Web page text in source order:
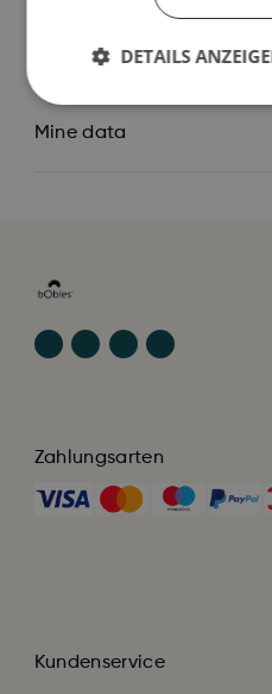
Sådan plejer du mig
Mine data
Zahlungsarten
Kundenservice
DETAILS